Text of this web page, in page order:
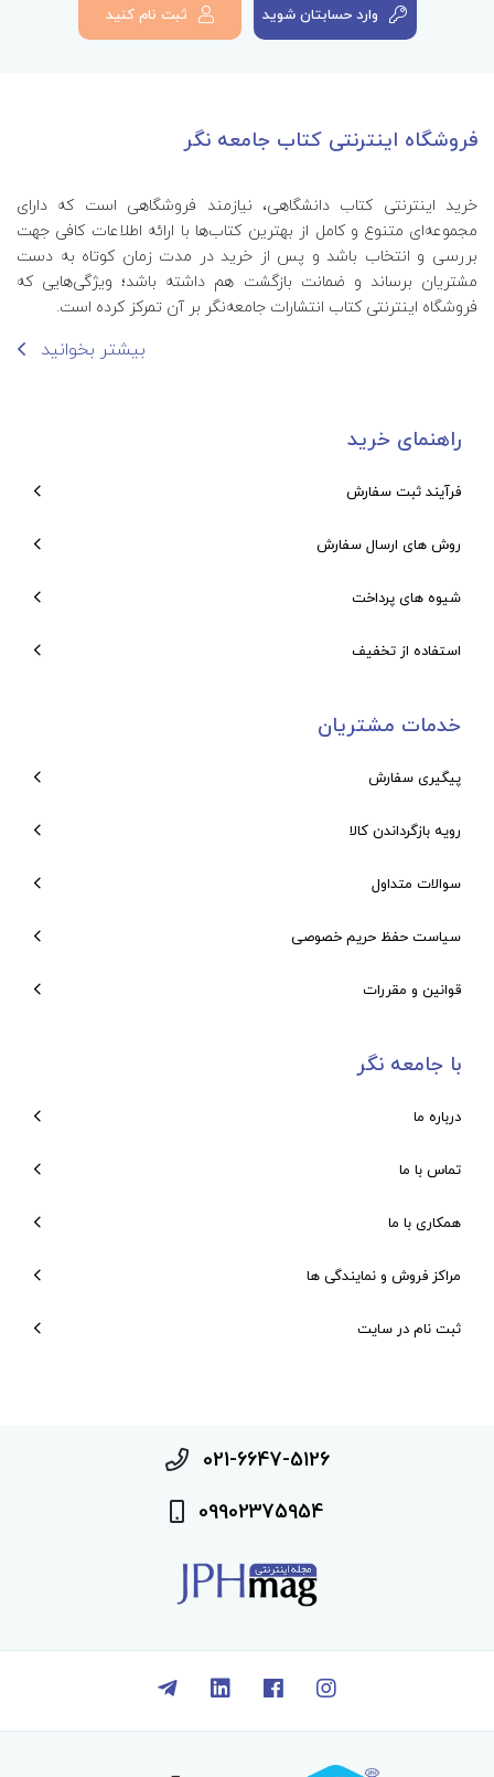
وارد حسابتان شوید ثبت نام کنید
فروشگاه اینترنتی کتاب جامعه نگر
خرید اینترنتی کتاب‌ دانشگاهی، نیازمند فروشگاهی است که دارای
مجموعه‌ای متنوع و کامل از بهترین کتاب‌ها با ارائه اطلاعات کافی جهت
بررسی و انتخاب باشد و پس از خرید در مدت زمان کوتاه به دست
مشتریان برساند و ضمانت بازگشت هم داشته باشد؛ ویژگی‌هایی که
فروشگاه اینترنتی کتاب انتشارات جامعه‌نگر بر آن تمرکز کرده است.
بیشتر بخوانید
راهنمای خرید
فرآیند ثبت سفارش
روش های ارسال سفارش
شیوه های پرداخت
استفاده از تخفیف
خدمات مشتریان
پیگیری سفارش
رویه بازگرداندن کالا
سوالات متداول
سیاست حفظ حریم خصوصی
قوانین و مقررات
با جامعه نگر
درباره ما
تماس با ما
همکاری با ما
مراکز فروش و نمایندگی ها
ثبت نام در سایت
021-6647-5126
09902375954